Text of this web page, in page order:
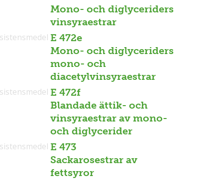
Mono- och diglyceriders
vinsyraestrar
E 472e
Mono- och diglyceriders
mono- och
diacetylvinsyraestrar
E 472f
Blandade ättik- och
vinsyraestrar av mono-
och diglycerider
E 473
Sackarosestrar av
fettsyror